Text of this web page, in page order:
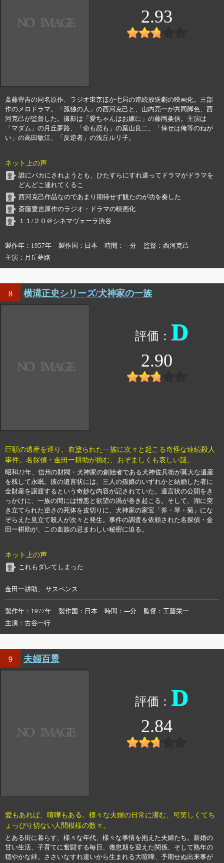
2.93
斎藤豊吉の同名原作、ラジオ東京ほか七局の連続放送劇の映画化。三部
作のメロドラマ。「孤独の人」の西河克己と、山内亮一が共同脚色、西
河克己が監督した。撮影は「愛ちゃんはお嫁に」の藤岡粂信。主演は
「マダム」の月丘夢路、「命も恋も」の葉山良二、「倖せは俺等のねが
い」の高田敏江、「反逆者」の浅丘ルリ子。
ネット上の声
誰にバカにされようとも、ひたすらにすれ違ってドラマがドラマを
どんどこ連れてくるこ
西河克己作品なのであまり期待せず観たのが功を奏した
斎藤豊吉原作のラジオ・ドラマの映画化
１１/２０＠シネマヴェーラ渋谷
製作年 1957年 製作国 日本 時間 ---分 監督
西河克己
主演
月丘夢路
8 横溝正史シリーズ/犬神家の一族
D
2.90
巨額の遺産を巡り、血塗られた一族に次々と起こる奇怪な連続殺人
事件。名探偵・金田一耕助が挑む、おぞましくも哀しい謎。
昭和22年、信州の財閥・犬神家の創始者である犬神佐兵衛が莫大な遺産
を残して永眠。彼の遺言状には、三人の孫娘のいずれかと結婚した者に
全財産を譲渡するという奇妙な内容が記されていた。遺言状の公開をき
っかけに、一族の間には憎悪と欲望の渦が巻き起こる。そして、湖に突
き立てられた逆さの死体を皮切りに、犬神家の家宝「斧・琴・菊」にな
ぞらえた見立て殺人が次々と発生。事件の調査を依頼された名探偵・金
田一耕助が、この血族の忌まわしい秘密に迫る。
ネット上の声
これもダレてしまった
金田一耕助、 サスペンス
製作年 1977年 製作国 日本 時間 ---分 監督
工藤栄一
主演
古谷一行
9 夫婦百景
D
2.84
愛もあれば、喧嘩もある。様々な夫婦の日常に潜む、可笑しくてち
ょっぴり切ない人間模様の数々。
とある街に暮らす、様々な年代、様々な事情を抱えた夫婦たち。新婚の
甘い生活、子育てに奮闘する毎日、倦怠期を迎えた関係、そして熟年の
穏やかな絆。ささいなすれ違いから生まれる大喧嘩、予期せぬ出来事が